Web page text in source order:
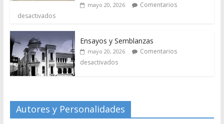
mayo 20, 2026
Comentarios
desactivados
Ensayos y Semblanzas
mayo 20, 2026
Comentarios
desactivados
Autores y Personalidades